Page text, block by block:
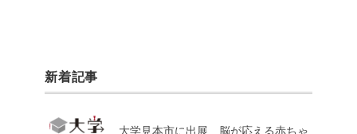
新着記事
大学見本市に出展 脳が応える赤ちゃ